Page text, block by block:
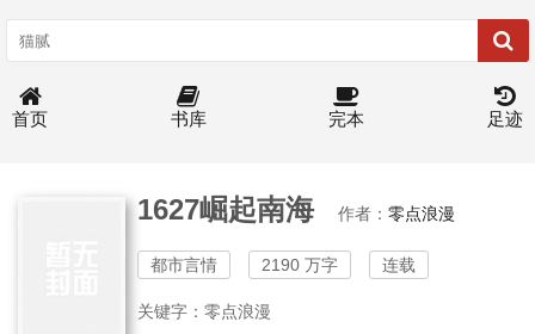
首页 书库 完本 足迹
1627崛起南海 作者： 零点浪漫
都市言情 2190 万字 连载
关键字：零点浪漫